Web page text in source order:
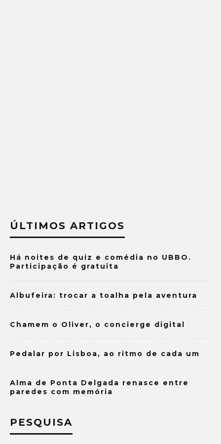
ÚLTIMOS ARTIGOS
Há noites de quiz e comédia no UBBO.
Participação é gratuita
Albufeira: trocar a toalha pela aventura
Chamem o Oliver, o concierge digital
Pedalar por Lisboa, ao ritmo de cada um
Alma de Ponta Delgada renasce entre
paredes com memória
PESQUISA